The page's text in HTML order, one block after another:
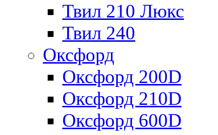
Твил 210 Люкс
Твил 240
Оксфорд
Оксфорд 200D
Оксфорд 210D
Оксфорд 600D